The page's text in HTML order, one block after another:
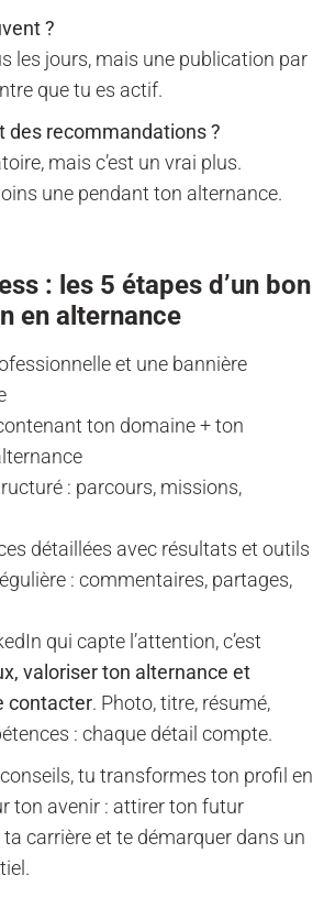
?
les jours, mais une publication par
que tu es actif.
des recommandations ?
mais c’est un vrai plus.
une pendant ton alternance.
: les 5 étapes d’un bon
en alternance
et une bannière
ton domaine + ton
: parcours, missions,
détaillées avec résultats et outils
: commentaires, partages,
qui capte l’attention, c’est
valoriser ton alternance et
contacter. Photo, titre, résumé,
: chaque détail compte.
tu transformes ton profil en
ton avenir : attirer ton futur
carrière et te démarquer dans un